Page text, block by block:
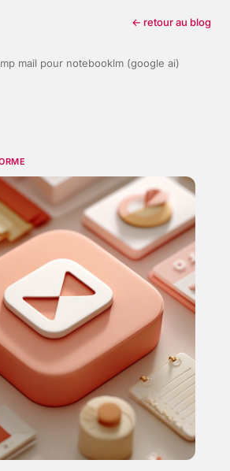
← retour au blog
mail pour notebooklm (google ai)